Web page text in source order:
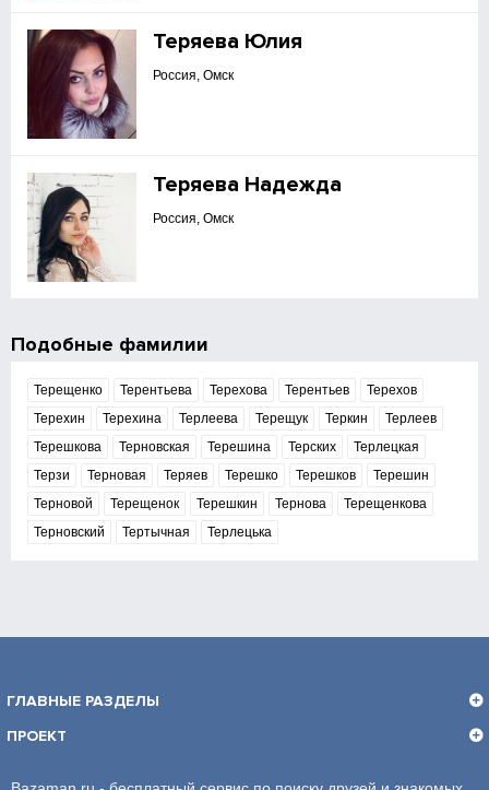
Теряева Юлия
Россия, Омск
Теряева Надежда
Россия, Омск
Подобные фамилии
Терещенко Терентьева Терехова Терентьев
Терехов
Терехин
Терехина Терлеева Терещук Теркин
Терлеев
Терешкова
Терновская Терешина Терских
Терлецкая
Терзи
Терновая Теряев Терешко Терешков
Терешин
Терновой
Терещенок Терешкин Тернова
Терещенкова
Терновский
Тертычная Терлецька
ГЛАВНЫЕ РАЗДЕЛЫ
ПРОЕКТ